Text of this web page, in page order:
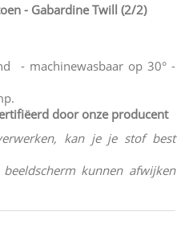
- Gabardine Twill (2/2)
- machinewasbaar op 30° -
door onze producent
kan je je stof best
kunnen afwijken